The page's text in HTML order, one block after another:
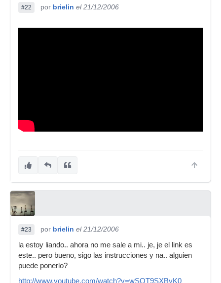
#22 por brielin el 21/12/2006
#23 por brielin el 21/12/2006
la estoy liando.. ahora no me sale a mi.. je, je el link es
este.. pero bueno, sigo las instrucciones y na.. alguien
puede ponerlo?
http://www.youtube.com/watch?v=wSOT9SXByK0